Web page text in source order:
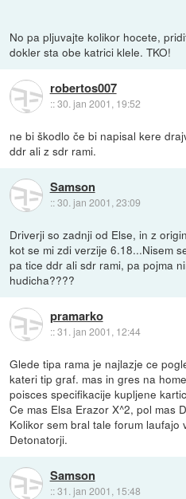
No pa pljuvajte kolikor hocete,
dokler sta obe katrici klele. TKO!
robertos007
::30. jan 2001, 19:52
ne bi škodlo če bi napisal kere
ddr ali z sdr rami.
Samson
::30. jan 2001, 23:09
Driverji so zadnji od Else, in z
kot se mi zdi verzije 6.18...Nisem
pa tice ddr ali sdr rami, pa pojma
hudicha????
pramarko
::31. jan 2001, 12:44
Glede tipa rama je najlazje ce
kateri tip graf. mas in gres na
poisces specifikacije kupljene
Ce mas Elsa Erazor X^2, pol mas
Kolikor sem bral tale forum laufajo
Detonatorji.
Samson
::31. jan 2001, 15:48